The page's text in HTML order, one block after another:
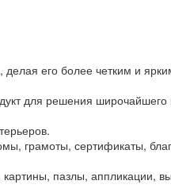
его более четким и
для решения широчайшего
грамоты, сертификаты,
пазлы, аппликации,